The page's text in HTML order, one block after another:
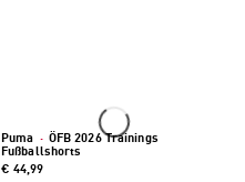
Puma · ÖFB 2026 Trainings
Fußballshorts
€ 44,99